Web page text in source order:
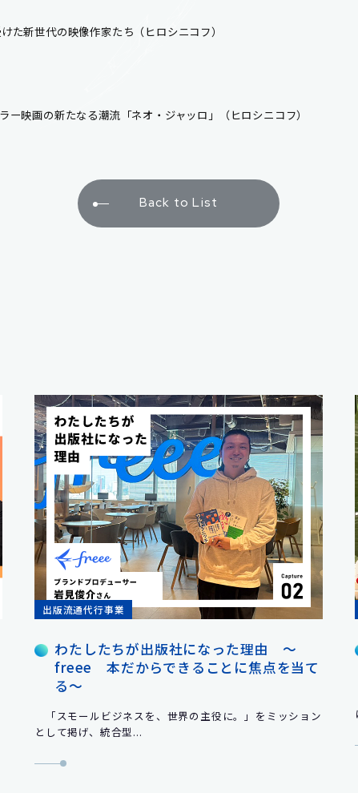
新世代の映像作家たち（ヒロシニコフ）
映画の新たなる潮流「ネオ・ジャッロ」（ヒロシニコフ）
Back to List
出版流通代行事業
わたしたちが出版社になった理由 ～
freee 本だからできることに焦点を当て
る～
「スモールビジネスを、世界の主役に。」をミッション
として掲げ、統合型...